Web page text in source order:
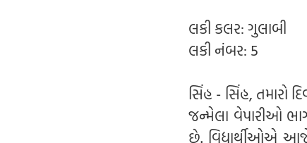
લકી કલર: ગુલાબી
લકી નંબર: 5
સિંહ - સિંહ, તમારો
જન્મેલા વેપારીઓ
છે. વિદ્યાર્થીઓએ